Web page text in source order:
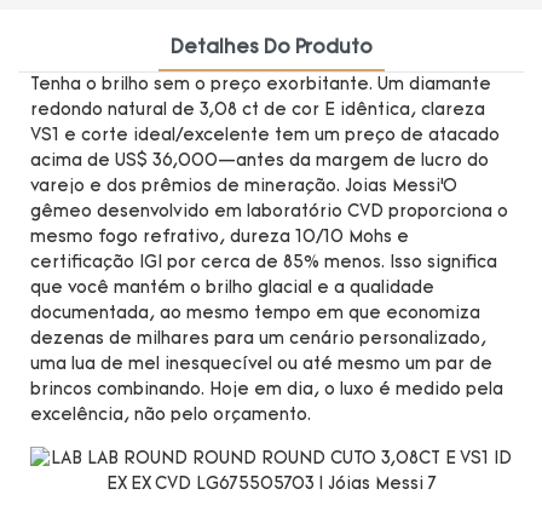
Detalhes Do Produto
Tenha o brilho sem o preço exorbitante. Um diamante
redondo natural de 3,08 ct de cor E idêntica, clareza
VS1 e corte ideal/excelente tem um preço de atacado
acima de US$ 36,000—antes da margem de lucro do
varejo e dos prêmios de mineração. Joias Messi’O
gêmeo desenvolvido em laboratório CVD proporciona o
mesmo fogo refrativo, dureza 10/10 Mohs e
certificação IGI por cerca de 85% menos. Isso significa
que você mantém o brilho glacial e a qualidade
documentada, ao mesmo tempo em que economiza
dezenas de milhares para um cenário personalizado,
uma lua de mel inesquecível ou até mesmo um par de
brincos combinando. Hoje em dia, o luxo é medido pela
excelência, não pelo orçamento.